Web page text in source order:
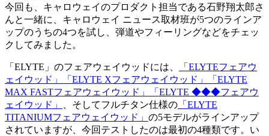
今回も、キャロウェイのプロダクト担当である石野翔太郎さ
んと一緒に、キャロウェイ ニュース取材班が5つのラインア
ップのうちの4つを試し、弾道やフィーリングなどをチェッ
クしてみました。
「ELYTE」のフェアウェイウッドには、
「ELYTEフェアウ
ェイウッド」
「ELYTE Xフェアウェイウッド」
「ELYTE
MAX FASTフェアウェイウッド」
「ELYTE ◆◆◆フェアウ
ェイウッド」
、そしてフルチタン仕様の 「ELYTE
TITANIUMフェアウェイウッド」 の5モデルがラインアップ
されていますが、今回テストしたのは最初の4種類です。い